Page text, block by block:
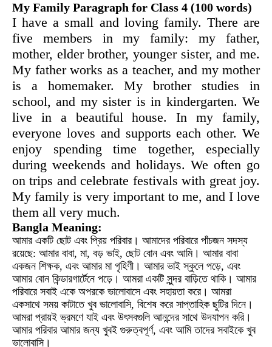
My Family Paragraph for Class 4 (100 words)
I have a small and loving family. There are
five members in my family: my father,
mother, elder brother, younger sister, and me.
My father works as a teacher, and my mother
is a homemaker. My brother studies in
school, and my sister is in kindergarten. We
live in a beautiful house. In my family,
everyone loves and supports each other. We
enjoy spending time together, especially
during weekends and holidays. We often go
on trips and celebrate festivals with great joy.
My family is very important to me, and I love
them all very much.
Bangla Meaning:
আমার একটি ছোট এবং প্রিয় পরিবার। আমাদের পরিবারে পাঁচজন সদস্য
রয়েছে: আমার বাবা, মা, বড় ভাই, ছোট বোন এবং আমি। আমার বাবা
একজন শিক্ষক, এবং আমার মা গৃহিণী। আমার ভাই স্কুলে পড়ে, এবং
আমার বোন কিন্ডারগার্টেনে পড়ে। আমরা একটি সুন্দর বাড়িতে থাকি। আমার
পরিবারে সবাই একে অপরকে ভালোবাসে এবং সহায়তা করে। আমরা
একসাথে সময় কাটাতে খুব ভালোবাসি, বিশেষ করে সাপ্তাহিক ছুটির দিনে।
আমরা প্রায়ই ভ্রমণে যাই এবং উৎসবগুলি আনন্দের সাথে উদযাপন করি।
আমার পরিবার আমার জন্য খুবই গুরুত্বপূর্ণ, এবং আমি তাদের সবাইকে খুব
ভালোবাসি।